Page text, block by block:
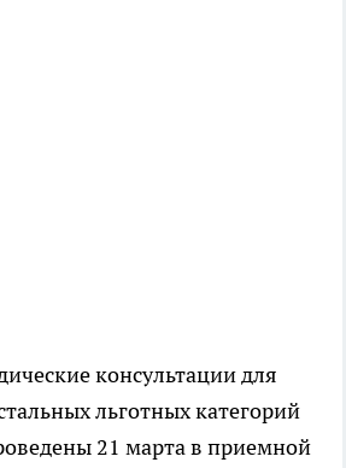
консультации для
льготных категорий
21 марта в приемной